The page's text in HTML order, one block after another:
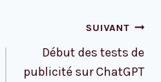
SUIVANT
Début des tests de
publicité sur ChatGPT